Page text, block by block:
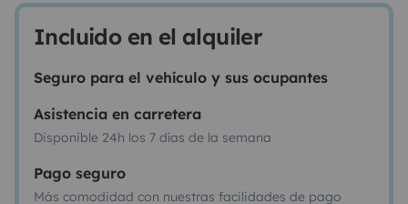
Incluido en el alquiler
Seguro para el vehículo y sus ocupantes
Asistencia en carretera
Disponible 24h los 7 días de la semana
Pago seguro
Más comodidad con nuestras facilidades de pago